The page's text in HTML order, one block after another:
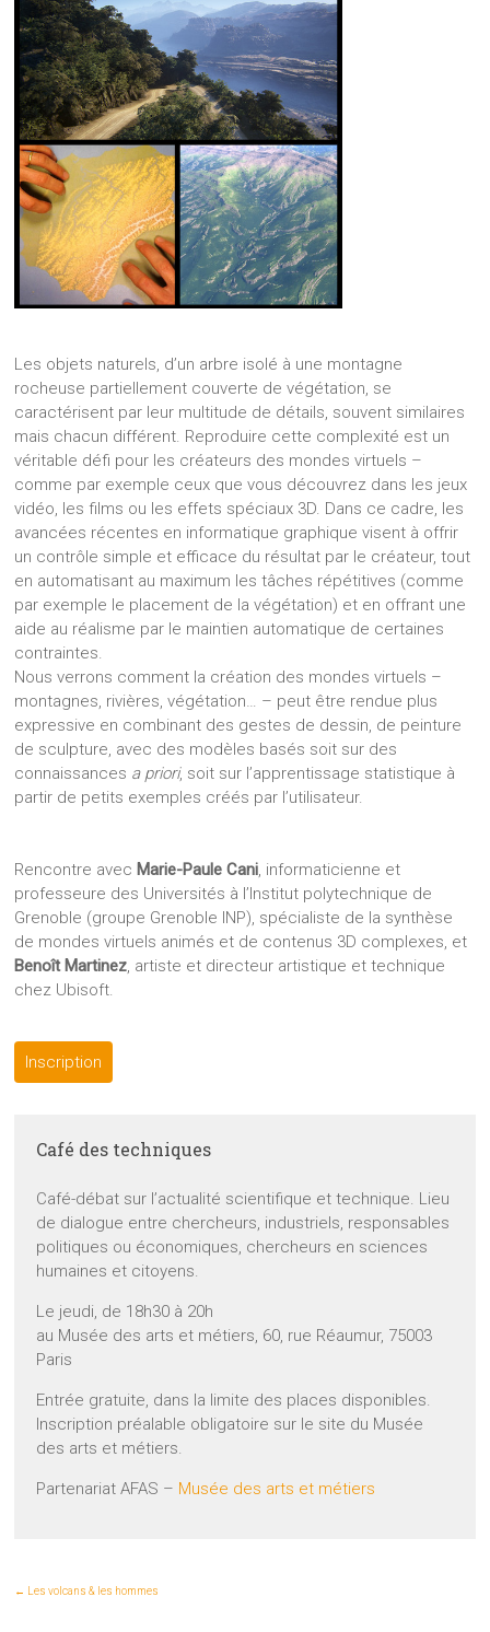
Les objets naturels, d’un arbre isolé à une montagne
rocheuse partiellement couverte de végétation, se
caractérisent par leur multitude de détails, souvent similaires
mais chacun différent. Reproduire cette complexité est un
véritable défi pour les créateurs des mondes virtuels –
comme par exemple ceux que vous découvrez dans les jeux
vidéo, les films ou les effets spéciaux 3D. Dans ce cadre, les
avancées récentes en informatique graphique visent à offrir
un contrôle simple et efficace du résultat par le créateur, tout
en automatisant au maximum les tâches répétitives (comme
par exemple le placement de la végétation) et en offrant une
aide au réalisme par le maintien automatique de certaines
contraintes.
Nous verrons comment la création des mondes virtuels –
montagnes, rivières, végétation… – peut être rendue plus
expressive en combinant des gestes de dessin, de peinture
de sculpture, avec des modèles basés soit sur des
connaissances a priori, soit sur l’apprentissage statistique à
partir de petits exemples créés par l’utilisateur.
Rencontre avec Marie-Paule Cani , informaticienne et
professeure des Universités à l’Institut polytechnique de
Grenoble (groupe Grenoble INP), spécialiste de la synthèse
de mondes virtuels animés et de contenus 3D complexes, et
Benoît Martinez , artiste et directeur artistique et technique
chez Ubisoft.
Inscription
Café des techniques
Café-débat sur l’actualité scientifique et technique. Lieu
de dialogue entre chercheurs, industriels, responsables
politiques ou économiques, chercheurs en sciences
humaines et citoyens.
Le jeudi, de 18h30 à 20h
au Musée des arts et métiers, 60, rue Réaumur, 75003
Paris
Entrée gratuite, dans la limite des places disponibles.
Inscription préalable obligatoire sur le site du Musée
des arts et métiers.
Partenariat AFAS – Musée des arts et métiers
← Les volcans & les hommes